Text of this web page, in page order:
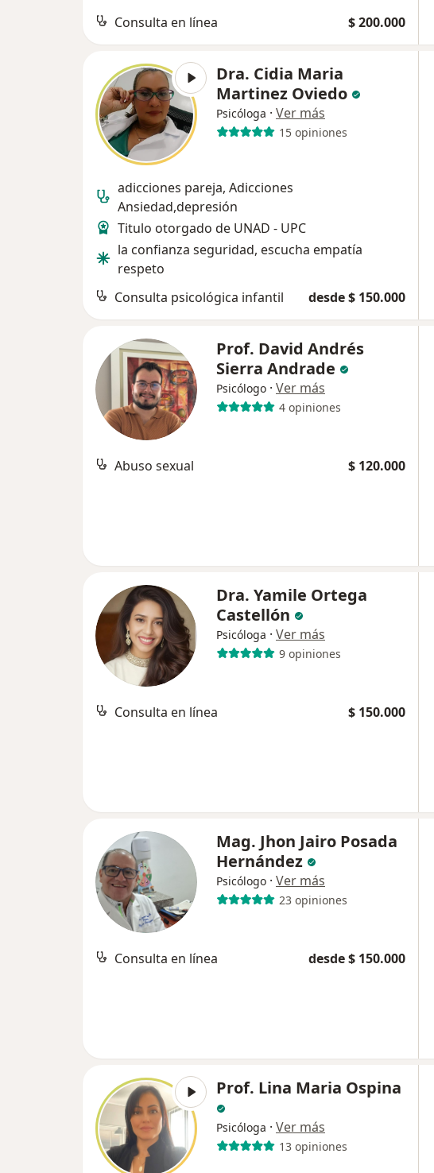
Consulta en línea
$ 200.000
Dra. Cidia Maria
Martinez Oviedo
Psicóloga · Ver más
15 opiniones
adicciones pareja, Adicciones
Ansiedad,depresión
Titulo otorgado de UNAD - UPC
la confianza seguridad, escucha empatía
respeto
Consulta psicológica infantil
desde $ 150.000
Prof. David Andrés
Sierra Andrade
Psicólogo · Ver más
4 opiniones
Abuso sexual $ 120.000
Dra. Yamile Ortega
Castellón
Psicóloga · Ver más
9 opiniones
Consulta en línea $ 150.000
Mag. Jhon Jairo Posada
Hernández
Psicólogo · Ver más
23 opiniones
Consulta en línea desde $ 150.000
Prof. Lina Maria Ospina
Psicóloga · Ver más
13 opiniones